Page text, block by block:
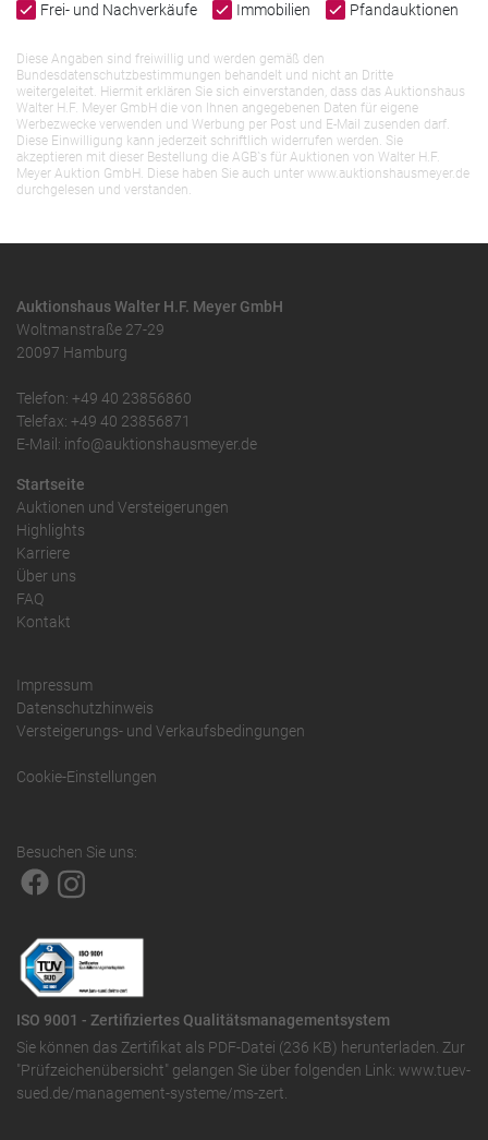
Frei- und Nachverkäufe
Immobilien Pfandauktionen
Diese Angaben sind freiwillig und werden gemäß den
Bundesdatenschutzbestimmungen behandelt und nicht an Dritte
weitergeleitet. Hiermit erklären Sie sich einverstanden, dass das Auktionshaus
Walter H.F. Meyer GmbH die von Ihnen angegebenen Daten für eigene
Werbezwecke verwenden und Werbung per Post und E-Mail zusenden darf.
Diese Einwilligung kann jederzeit schriftlich widerrufen werden. Sie
akzeptieren mit dieser Bestellung die AGB`s für Auktionen von Walter H.F.
Meyer Auktion GmbH. Diese haben Sie auch unter www.auktionshausmeyer.de
durchgelesen und verstanden.
Auktionshaus Walter H.F. Meyer GmbH
Woltmanstraße 27-29
20097 Hamburg
Telefon: +49 40 23856860
Telefax: +49 40 23856871
E-Mail: info@auktionshausmeyer.de
Startseite
Auktionen und Versteigerungen
Highlights
Karriere
Über uns
FAQ
Kontakt
Impressum
Datenschutzhinweis
Versteigerungs- und Verkaufsbedingungen
Cookie-Einstellungen
Besuchen Sie uns:
ISO 9001 - Zertifiziertes Qualitätsmanagementsystem
Sie können das Zertifikat als PDF-Datei (236 KB) herunterladen. Zur
"Prüfzeichenübersicht" gelangen Sie über folgenden Link: www.tuev-
sued.de/management-systeme/ms-zert